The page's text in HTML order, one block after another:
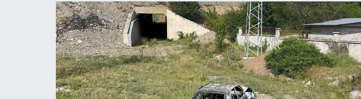
Ekonomi
Tokat Haber
Haber Arşivi